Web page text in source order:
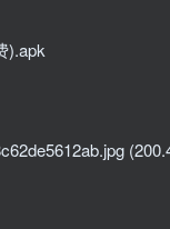
).apk